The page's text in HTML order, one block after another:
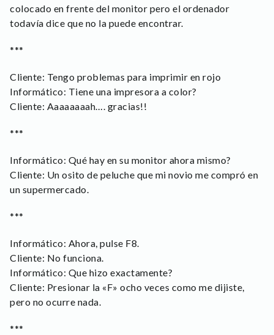
colocado en frente del monitor pero el ordenador
todavía dice que no la puede encontrar.
***
Cliente: Tengo problemas para imprimir en rojo
Informático: Tiene una impresora a color?
Cliente: Aaaaaaaah…. gracias!!
***
Informático: Qué hay en su monitor ahora mismo?
Cliente: Un osito de peluche que mi novio me compró en
un supermercado.
***
Informático: Ahora, pulse F8.
Cliente: No funciona.
Informático: Que hizo exactamente?
Cliente: Presionar la «F» ocho veces como me dijiste,
pero no ocurre nada.
***